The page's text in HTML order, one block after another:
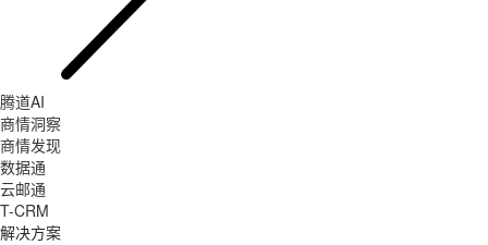
腾道AI
商情洞察
商情发现
数据通
云邮通
T-CRM
解决方案